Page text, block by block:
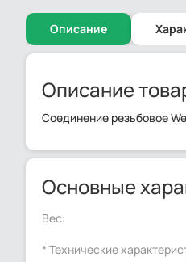
Описание
Описание
Соединение резьбовое
Основные
Вес:
* Технические